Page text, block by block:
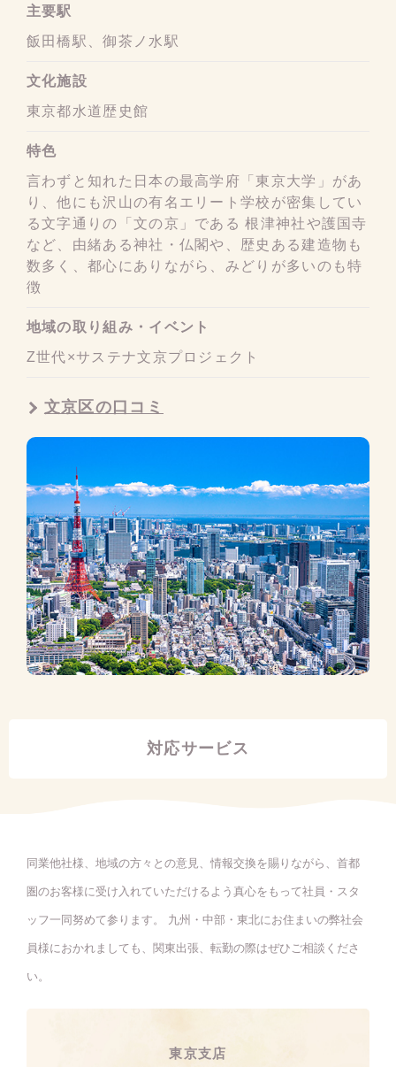
主要駅
飯田橋駅、御茶ノ水駅
文化施設
東京都水道歴史館
特色
言わずと知れた日本の最高学府「東京大学」があ
り、他にも沢山の有名エリート学校が密集してい
る文字通りの「文の京」である 根津神社や護国寺
など、由緒ある神社・仏閣や、歴史ある建造物も
数多く、都心にありながら、みどりが多いのも特
徴
地域の取り組み・イベント
Z世代×サステナ文京プロジェクト
文京区の口コミ
対応サービス
同業他社様、地域の方々との意見、情報交換を賜りながら、首都
圏のお客様に受け入れていただけるよう真心をもって社員・スタ
ッフ一同努めて参ります。 九州・中部・東北にお住まいの弊社会
員様におかれましても、関東出張、転勤の際はぜひご相談くださ
い。
東京支店